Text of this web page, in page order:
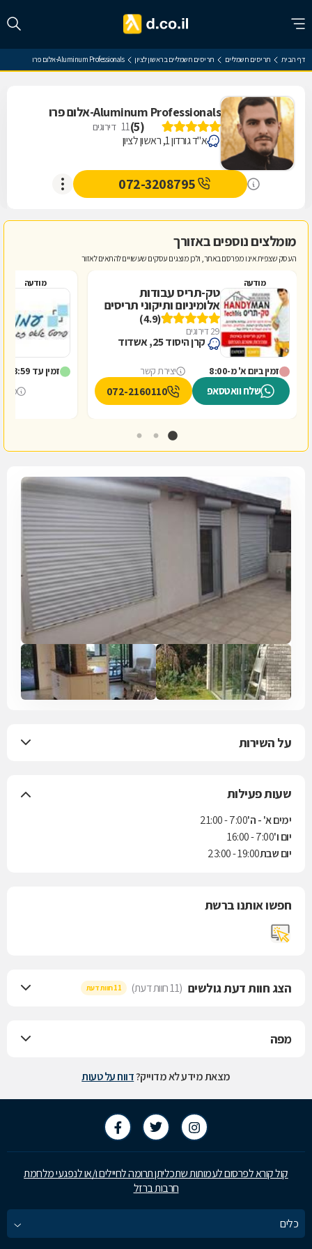
דף הבית תריסים חשמליים תריסים חשמליים בראשון לציון Aluminum Professionals-אלום פרו
Aluminum Professionals-אלום פרו
(
5
)
11 דירוגים
א"ד גורדון 1, ראשון לציון
072-3208795
מומלצים נוספים באזורך
העסק שצפית אינו מפרסם באתר, ולכן מוצגים עסקים שעשויים להתאים לאזור
מודעה
טק-תריס עבודות
אלומיניום ותיקוני תריסים
(4.9)
29 דירוגים
קרן היסוד 25, אשדוד
זמין ביום א' מ-8:00 יצירת קשר
שלח וואטסאפ 072-2160110
מודעה
זמין עד 23:59
על השירות
שעות פעילות
ימים א' - ה'7:00 - 21:00
יום ו'7:00 - 16:00
יום שבת19:00 - 23:00
חפשו אותנו ברשת
הצג חוות דעת גולשים (11 חוות דעת) 11 חוות דעת
מפה
מצאת מידע לא מדוייק?דווח על טעות
קול קורא לפרסום לעמותות שתכליתן תרומה לחיילים ו/או לנפגעי מלחמת
חרבות ברזל
כלים